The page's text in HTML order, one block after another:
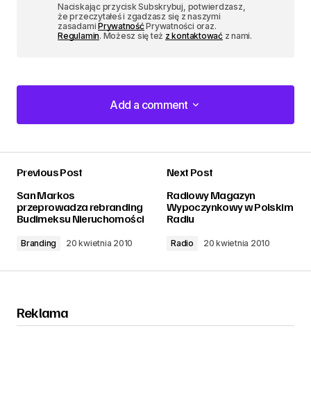
Naciskając przycisk Subskrybuj, potwierdzasz,
że przeczytałeś i zgadzasz się z naszymi
zasadamiPrywatnośćPrywatności oraz.
Regulamin. Możesz się też z kontaktowaćz nami.
Add a comment
Add a comment
Previous Post
San Markos
przeprowadza rebranding
Budimeksu Nieruchomości
Branding 20 kwietnia 2010
Next Post
Radiowy Magazyn
Wypoczynkowy w Polskim
Radiu
Radio 20 kwietnia 2010
Reklama